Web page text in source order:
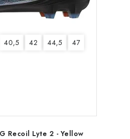
40,5 42 44,5 47
Recoil Lyte 2 - Yellow